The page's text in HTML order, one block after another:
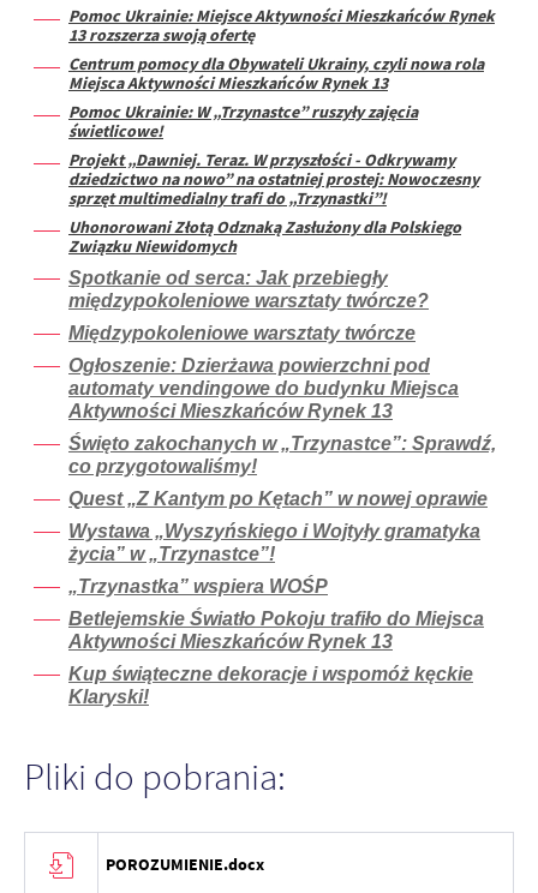
Pomoc Ukrainie: Miejsce Aktywności Mieszkańców Rynek
13 rozszerza swoją ofertę
Centrum pomocy dla Obywateli Ukrainy, czyli nowa rola
Miejsca Aktywności Mieszkańców Rynek 13
Pomoc Ukrainie: W „Trzynastce” ruszyły zajęcia
świetlicowe!
Projekt „Dawniej. Teraz. W przyszłości - Odkrywamy
dziedzictwo na nowo” na ostatniej prostej: Nowoczesny
sprzęt multimedialny trafi do „Trzynastki”!
Uhonorowani Złotą Odznaką Zasłużony dla Polskiego
Związku Niewidomych
Spotkanie od serca: Jak przebiegły
międzypokoleniowe warsztaty twórcze?
Międzypokoleniowe warsztaty twórcze
Ogłoszenie: Dzierżawa powierzchni pod
automaty vendingowe do budynku Miejsca
Aktywności Mieszkańców Rynek 13
Święto zakochanych w „Trzynastce”: Sprawdź,
co przygotowaliśmy!
Quest „Z Kantym po Kętach” w nowej oprawie
Wystawa „Wyszyńskiego i Wojtyły gramatyka
życia” w „Trzynastce”!
„Trzynastka” wspiera WOŚP
Betlejemskie Światło Pokoju trafiło do Miejsca
Aktywności Mieszkańców Rynek 13
Kup świąteczne dekoracje i wspomóż kęckie
Klaryski!
Pliki do pobrania:
POROZUMIENIE.docx